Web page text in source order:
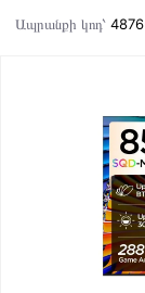
Ապրանքի կոդ՝4876